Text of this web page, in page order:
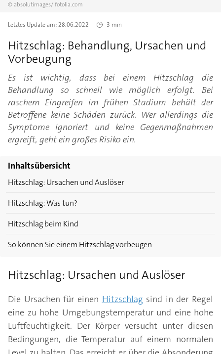
©absolutimages/fotolia.com
Letztes Update am:28.06.2022 3 min
Hitzschlag: Behandlung, Ursachen und
Vorbeugung
Es ist wichtig, dass bei einem Hitzschlag die
Behandlung so schnell wie möglich erfolgt. Bei
raschem Eingreifen im frühen Stadium behält der
Betroffene keine Schäden zurück. Wer allerdings die
Symptome ignoriert und keine Gegenmaßnahmen
ergreift, geht ein großes Risiko ein.
Inhaltsübersicht
Hitzschlag: Ursachen und Auslöser
Hitzschlag: Was tun?
Hitzschlag beim Kind
So können Sie einem Hitzschlag vorbeugen
Hitzschlag: Ursachen und Auslöser
Die Ursachen für einen Hitzschlag sind in der Regel
eine zu hohe Umgebungstemperatur und eine hohe
Luftfeuchtigkeit. Der Körper versucht unter diesen
Bedingungen, die Temperatur auf einem normalen